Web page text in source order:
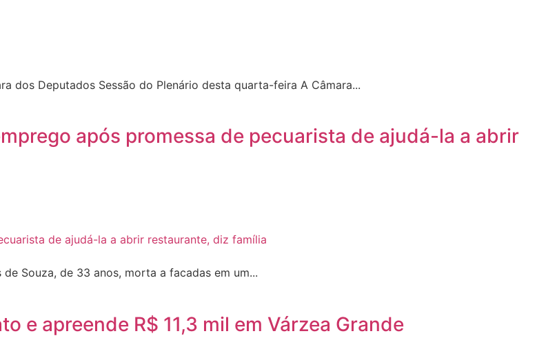
dos Deputados Sessão do Plenário desta quarta-feira A Câmara...
após promessa de pecuarista de ajudá-la a abrir
Souza, de 33 anos, morta a facadas em um...
e apreende R$ 11,3 mil em Várzea Grande